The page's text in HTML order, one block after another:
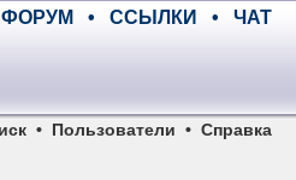
ФОРУМ • ССЫЛКИ • ЧАТ
• Пользователи • Справка